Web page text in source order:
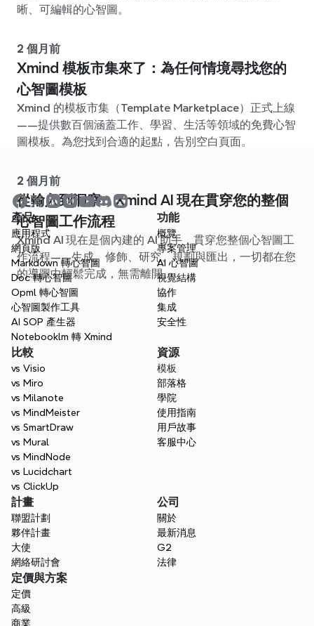
晰、可編輯的心智圖。
2 個月前
Xmind 模板市集來了：為任何情境尋找您的
心智圖模板
Xmind 的模板市集（Template Marketplace）正式上線
——提供數百個涵蓋工作、學習、生活等領域的免費心智
圖模板。為您找到合適的起點，告別空白頁面。
2 個月前
從輸入到洞察：Xmind AI 現在貫穿您的整個
心智圖工作流程
Xmind AI 現在是個內建的 AI 助手，貫穿您整個心智圖工
作流程——生成、修飾、研究、規劃與匯出，一切都在您
的導圖中輕鬆完成，無需離開。
產品
應用程式
網頁版
Markdown 轉心智圖
Doc 轉心智圖
Opml 轉心智圖
心智圖製作工具
AI SOP 產生器
Notebooklm 轉 Xmind
功能
概覽
專案管理
AI 心智圖
視覺結構
協作
集成
安全性
比較
vs Visio
vs Miro
vs Milanote
vs MindMeister
vs SmartDraw
vs Mural
vs MindNode
vs Lucidchart
vs ClickUp
資源
模板
部落格
學院
使用指南
用戶故事
客服中心
計畫
聯盟計劃
夥伴計畫
大使
網絡研討會
公司
關於
最新消息
G2
法律
定價與方案
定價
高級
商業